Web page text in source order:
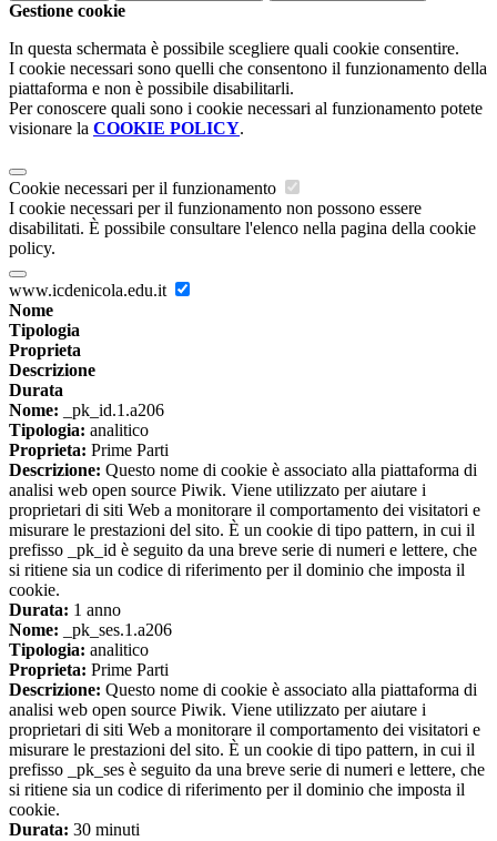
Gestione cookie
In questa schermata è possibile scegliere quali cookie consentire.
I cookie necessari sono quelli che consentono il funzionamento della
piattaforma e non è possibile disabilitarli.
Per conoscere quali sono i cookie necessari al funzionamento potete
visionare la COOKIE POLICY.
Cookie necessari per il funzionamento
I cookie necessari per il funzionamento non possono essere
disabilitati. È possibile consultare l'elenco nella pagina della cookie
policy.
www.icdenicola.edu.it
Nome
Tipologia
Proprieta
Descrizione
Durata
Nome: _pk_id.1.a206
Tipologia: analitico
Proprieta: Prime Parti
Descrizione: Questo nome di cookie è associato alla piattaforma di
analisi web open source Piwik. Viene utilizzato per aiutare i
proprietari di siti Web a monitorare il comportamento dei visitatori e
misurare le prestazioni del sito. È un cookie di tipo pattern, in cui il
prefisso _pk_id è seguito da una breve serie di numeri e lettere, che
si ritiene sia un codice di riferimento per il dominio che imposta il
cookie.
Durata: 1 anno
Nome: _pk_ses.1.a206
Tipologia: analitico
Proprieta: Prime Parti
Descrizione: Questo nome di cookie è associato alla piattaforma di
analisi web open source Piwik. Viene utilizzato per aiutare i
proprietari di siti Web a monitorare il comportamento dei visitatori e
misurare le prestazioni del sito. È un cookie di tipo pattern, in cui il
prefisso _pk_ses è seguito da una breve serie di numeri e lettere, che
si ritiene sia un codice di riferimento per il dominio che imposta il
cookie.
Durata: 30 minuti